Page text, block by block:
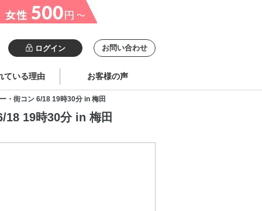
ログイン お問い合わせ
ている理由 お客様の声
・街コン 6/18 19時30分 in 梅田
18 19時30分 in 梅田